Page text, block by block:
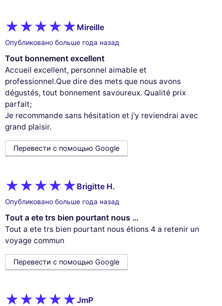
Mireille
Опубликовано больше года назад
Tout bonnement excellent
Accueil excellent, personnel aimable et
professionnel.Que dire des mets que nous avons
dégustés, tout bonnement savoureux. Qualité prix
parfait;
Je recommande sans hésitation et j'y reviendrai avec
grand plaisir.
Перевести с помощью Google
Brigitte H.
Опубликовано больше года назад
Tout a ete trs bien pourtant nous …
Tout a ete trs bien pourtant nous étions 4 a retenir un
voyage commun
Перевести с помощью Google
JmP